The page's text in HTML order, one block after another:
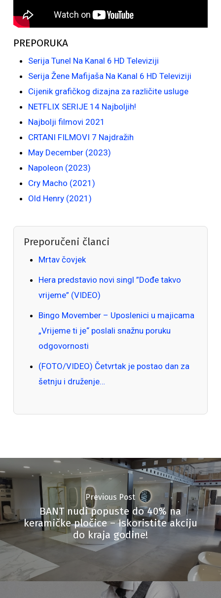
PREPORUKA
Serija Tunel Na Kanal 6 HD Televiziji
Serija Žene Mafijaša Na Kanal 6 HD Televiziji
Cijenik grafičkog dizajna za različite usluge
NETFLIX SERIJE 14 Najboljih!
Najbolji filmovi 2021
CRTANI FILMOVI 7 Najdražih
May December (2023)
Napoleon (2023)
Cry Macho (2021)
Old Henry (2021)
Preporučeni članci
Mrtav čovjek
Hera predstavio novi singl ”Dođe takvo
vrijeme” (VIDEO)
Bingo Movember – Uposlenici u majicama
„Vrijeme ti je“ poslali snažnu poruku
odgovornosti
(FOTO/VIDEO) Četvrtak je postao dan za
šetnju i druženje…
Previous Post
BANT nudi popuste do 40% na
keramičke pločice – Iskoristite akciju
do kraja godine!